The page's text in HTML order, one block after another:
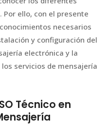
Por ello, con el presente
necesarios
y configuración del
electrónica y la
servicios de mensajería
Técnico en